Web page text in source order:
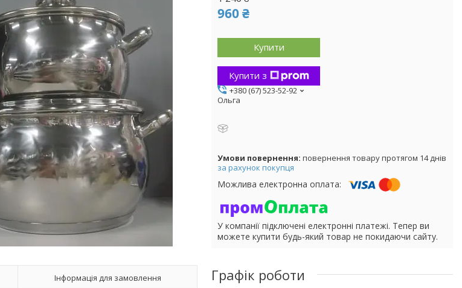
Інформація для замовлення
960 ₴
Купити
Купити з
+380 (67) 523-52-92
Ольга
повернення товару протягом 14 днів
за рахунок покупця
У компанії підключені електронні платежі. Тепер ви
можете купити будь-який товар не покидаючи сайту.
Графік роботи